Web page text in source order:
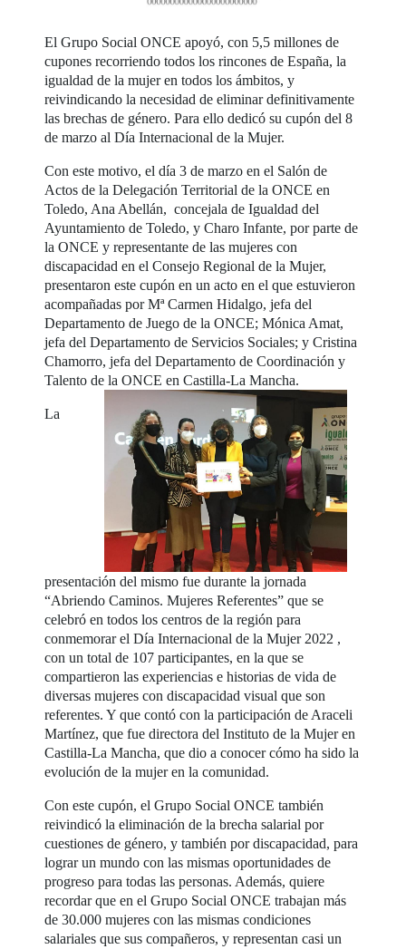
El Grupo Social ONCE apoyó, con 5,5 millones de
cupones recorriendo todos los rincones de España, la
igualdad de la mujer en todos los ámbitos, y
reivindicando la necesidad de eliminar definitivamente
las brechas de género. Para ello dedicó su cupón del 8
de marzo al Día Internacional de la Mujer.
Con este motivo, el día 3 de marzo en el Salón de
Actos de la Delegación Territorial de la ONCE en
Toledo, Ana Abellán, concejala de Igualdad del
Ayuntamiento de Toledo, y Charo Infante, por parte de
la ONCE y representante de las mujeres con
discapacidad en el Consejo Regional de la Mujer,
presentaron este cupón en un acto en el que estuvieron
acompañadas por Mª Carmen Hidalgo, jefa del
Departamento de Juego de la ONCE; Mónica Amat,
jefa del Departamento de Servicios Sociales; y Cristina
Chamorro, jefa del Departamento de Coordinación y
Talento de la ONCE en Castilla-La Mancha.
La
presentación del mismo fue durante la jornada
“Abriendo Caminos. Mujeres Referentes” que se
celebró en todos los centros de la región para
conmemorar el Día Internacional de la Mujer 2022 ,
con un total de 107 participantes, en la que se
compartieron las experiencias e historias de vida de
diversas mujeres con discapacidad visual que son
referentes. Y que contó con la participación de Araceli
Martínez, que fue directora del Instituto de la Mujer en
Castilla-La Mancha, que dio a conocer cómo ha sido la
evolución de la mujer en la comunidad.
Con este cupón, el Grupo Social ONCE también
reivindicó la eliminación de la brecha salarial por
cuestiones de género, y también por discapacidad, para
lograr un mundo con las mismas oportunidades de
progreso para todas las personas. Además, quiere
recordar que en el Grupo Social ONCE trabajan más
de 30.000 mujeres con las mismas condiciones
salariales que sus compañeros, y representan casi un